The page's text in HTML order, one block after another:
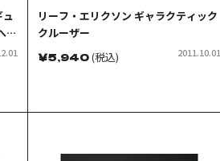
ュ
の
リーフ・エリクソン ギャラクティック
クルーザー
￥5,940(税込) 2011.10.01